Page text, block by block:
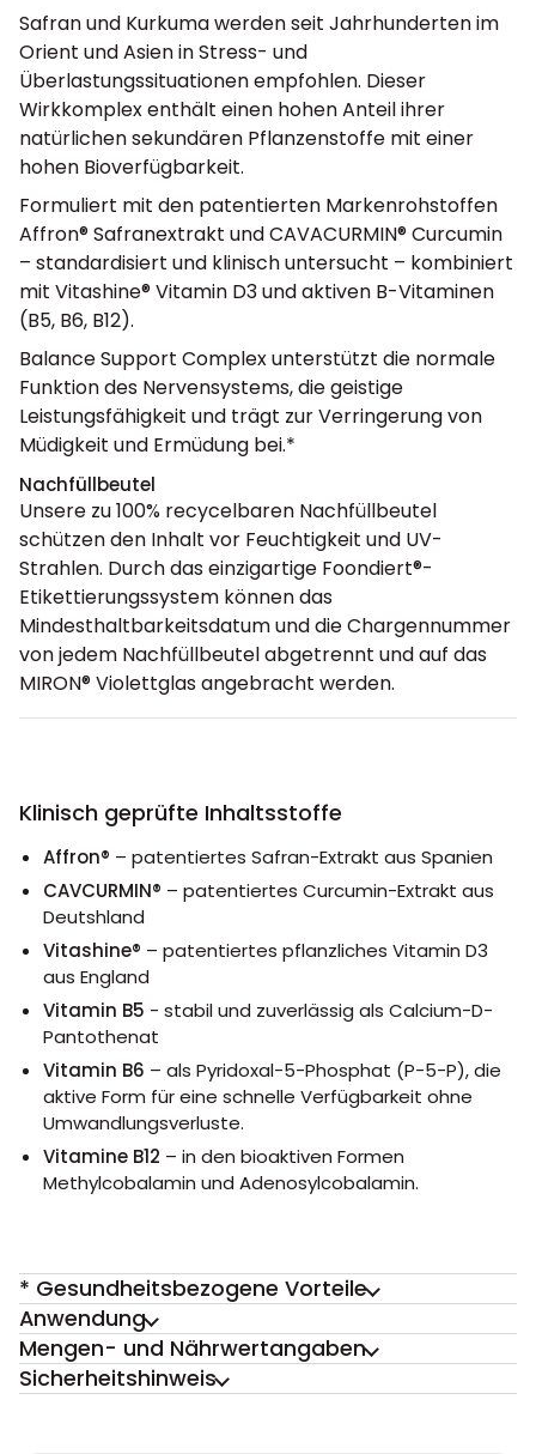
Safran und Kurkuma werden seit Jahrhunderten im
Orient und Asien in Stress- und
Überlastungssituationen empfohlen. Dieser
Wirkkomplex enthält einen hohen Anteil ihrer
natürlichen sekundären Pflanzenstoffe mit einer
hohen Bioverfügbarkeit.
Formuliert mit den patentierten Markenrohstoffen
Affron® Safranextrakt und CAVACURMIN® Curcumin
– standardisiert und klinisch untersucht – kombiniert
mit Vitashine® Vitamin D3 und aktiven B-Vitaminen
(B5, B6, B12).
Balance Support Complex unterstützt die normale
Funktion des Nervensystems, die geistige
Leistungsfähigkeit und trägt zur Verringerung von
Müdigkeit und Ermüdung bei.*
Nachfüllbeutel
Unsere zu 100% recycelbaren Nachfüllbeutel
schützen den Inhalt vor Feuchtigkeit und UV-
Strahlen. Durch das einzigartige Foondiert®-
Etikettierungssystem können das
Mindesthaltbarkeitsdatum und die Chargennummer
von jedem Nachfüllbeutel abgetrennt und auf das
MIRON® Violettglas angebracht werden.
Klinisch geprüfte Inhaltsstoffe
Affron® – patentiertes Safran-Extrakt aus Spanien
CAVCURMIN® – patentiertes Curcumin-Extrakt aus
Deutshland
Vitashine® – patentiertes pflanzliches Vitamin D3
aus England
Vitamin B5 - stabil und zuverlässig als Calcium-D-
Pantothenat
Vitamin B6 – als Pyridoxal-5-Phosphat (P-5-P), die
aktive Form für eine schnelle Verfügbarkeit ohne
Umwandlungsverluste.
Vitamine B12 – in den bioaktiven Formen
Methylcobalamin und Adenosylcobalamin.
* Gesundheitsbezogene Vorteile
Anwendung
Mengen- und Nährwertangaben
Sicherheitshinweis